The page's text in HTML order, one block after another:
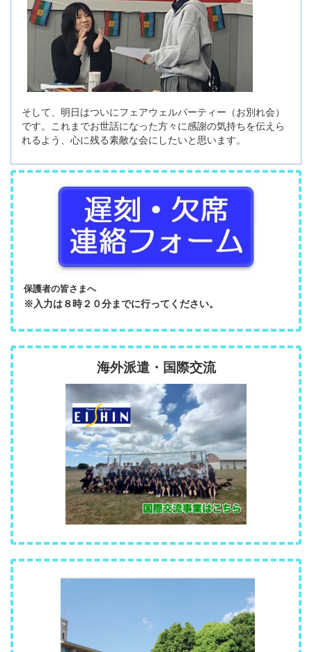
そして、明日はついにフェアウェルパーティー（お別れ会）
です。これまでお世話になった方々に感謝の気持ちを伝えら
れるよう、心に残る素敵な会にしたいと思います。
保護者の皆さまへ
※入力は８時２０分までに行ってください。
海外派遣・国際交流